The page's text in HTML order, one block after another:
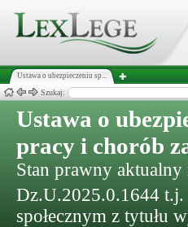
Ustawa o ubezpieczeniu sp...
Szukaj:
Ustawa o
pracy i chorób
Stan prawny aktualny
Dz.U.2025.0.1644 t.j.
społecznym z tytułu